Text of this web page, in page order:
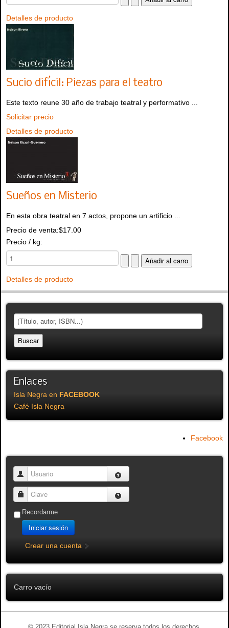
Detalles de producto
Sucio difícil: Piezas para el teatro
Este texto reune 30 año de trabajo teatral y performativo ...
Solicitar precio
Detalles de producto
Sueños en Misterio
En esta obra teatral en 7 actos, propone un artificio ...
Precio de venta:$17.00
Precio / kg:
Detalles de producto
Enlaces
Isla Negra en FACEBOOK
Café Isla Negra
Facebook
Usuario
Clave
Recordarme
Iniciar sesión
Crear una cuenta
Carro vacío